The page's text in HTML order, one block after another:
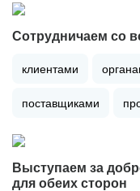
Сотрудничаем со
клиентами
поставщиками
Выступаем за
для обеих сторон